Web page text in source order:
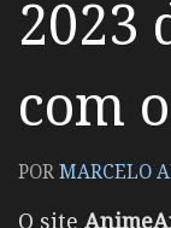
2023
com
PORMARCELO
O site